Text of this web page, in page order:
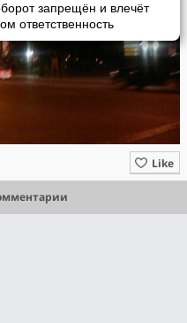
запрещён и влечёт
ответственность
Like